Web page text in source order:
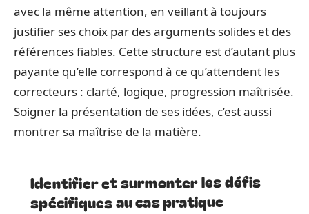
avec la même attention, en veillant à toujours
justifier ses choix par des arguments solides et des
références fiables. Cette structure est d’autant plus
payante qu’elle correspond à ce qu’attendent les
correcteurs : clarté, logique, progression maîtrisée.
Soigner la présentation de ses idées, c’est aussi
montrer sa maîtrise de la matière.
Identifier et surmonter les défis
spécifiques au cas pratique